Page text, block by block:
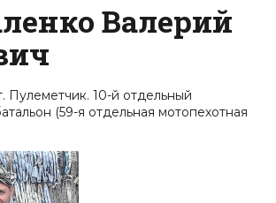
Валерий
Пулеметчик. 10-й отдельный
(59-я отдельная мотопехотная